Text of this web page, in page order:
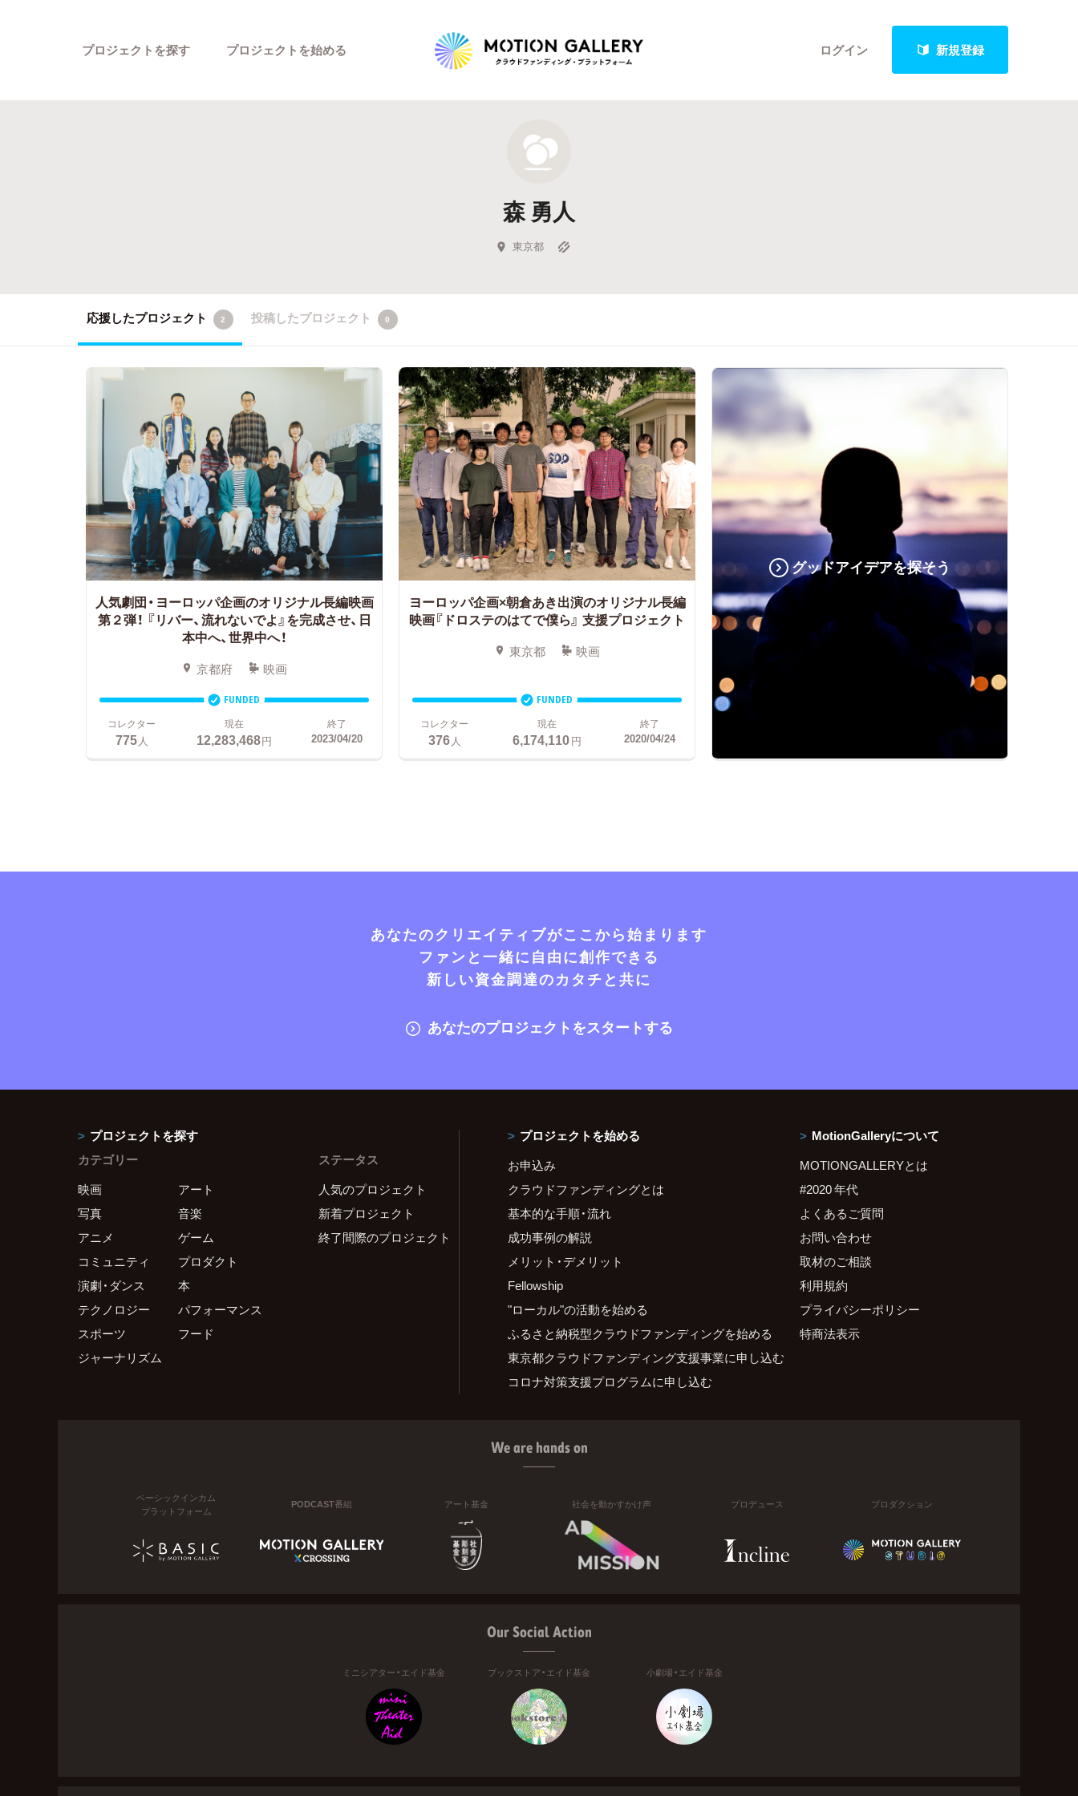
ログイン 新規登録
プロジェクトを探す
新着プロジェクト
Feature
キュレーターから探す
プロジェクトを始める
森 勇人
東京都
応援したプロジェクト 2 投稿したプロジェクト 0
人気劇団・ヨーロッパ企画のオリジナル長編映画
第２弾！ 『リバー、流れないでよ』を完成させ、日
本中へ、世界中へ！
京都府 映画
FUNDED
コレクター
775人
現在
12,283,468円
終了
2023/04/20
ヨーロッパ企画×朝倉あき出演のオリジナル長編
映画『ドロステのはてで僕ら』 支援プロジェクト
東京都 映画
FUNDED
コレクター
376人
現在
6,174,110円
終了
2020/04/24
グッドアイデアを探そう
あなたのクリエイティブがここから始まります
ファンと一緒に自由に創作できる
新しい資金調達のカタチと共に
あなたのプロジェクトをスタートする
プロジェクトを探す
カテゴリー
映画
アート
写真
音楽
アニメ
ゲーム
コミュニティ
プロダクト
演劇・ダンス
本
テクノロジー
パフォーマンス
スポーツ
フード
ジャーナリズム
ステータス
人気のプロジェクト
新着プロジェクト
終了間際のプロジェクト
プロジェクトを始める
お申込み
クラウドファンディングとは
基本的な手順・流れ
成功事例の解説
メリット・デメリット
Fellowship
"ローカル"の活動を始める
ふるさと納税型クラウドファンディングを始める
東京都クラウドファンディング支援事業に申し込む
コロナ対策支援プログラムに申し込む
MotionGalleryについて
MOTIONGALLERYとは
#2020 年代
よくあるご質問
お問い合わせ
取材のご相談
利用規約
プライバシーポリシー
特商法表示
We are hands on
ベーシックインカム
プラットフォーム
PODCAST番組 アート基金 社会を動かすかけ声 プロデュース プロダクション
Our Social Action
ミニシアター・エイド基金 ブックストア・エイド基金 小劇場・エイド基金